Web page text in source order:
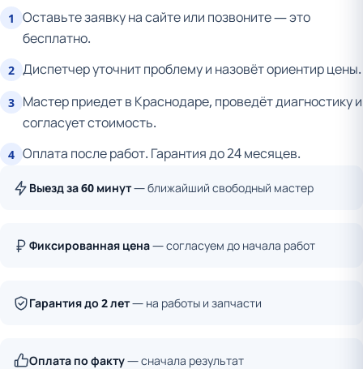
1
Оставьте заявку на сайте или позвоните — это
бесплатно.
2 Диспетчер уточнит проблему и назовёт ориентир цены.
3 Мастер приедет в Краснодаре, проведёт диагностику и
согласует стоимость.
4 Оплата после работ. Гарантия до 24 месяцев.
Выезд за 60 минут— ближайший свободный мастер
Фиксированная цена— согласуем до начала работ
Гарантия до 2 лет— на работы и запчасти
Оплата по факту— сначала результат